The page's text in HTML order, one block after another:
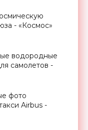
- «Космос»
водородные
самолетов -
фото
Airbus -